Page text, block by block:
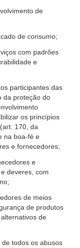
de
de consumo;
com padrões
e
participantes das
da proteção do
os princípios
170, da
na boa-fé e
e fornecedores;
e
deveres, com
de meios
de produtos
de
todos os abusos